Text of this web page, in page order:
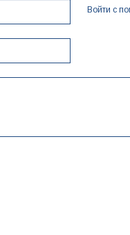
Войти с